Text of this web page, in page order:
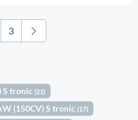
3
S tronic(21)
(150CV) S tronic(17)